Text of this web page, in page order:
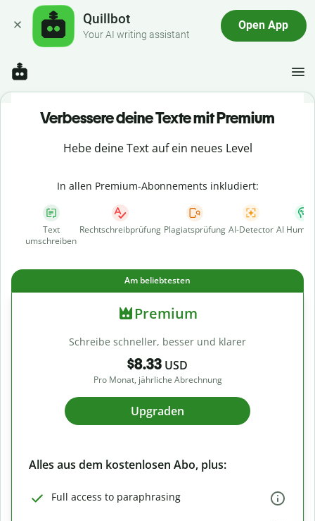
Quillbot
Your AI writing assistant
Open App
Verbessere deine Texte mit Premium
Hebe deine Text auf ein neues Level
In allen Premium-Abonnements inkludiert:
Text
umschreiben
Rechtschreibprüfung Plagiatsprüfung AI-Detector AI
Am beliebtesten
Premium
Schreibe schneller, besser und klarer
$8.33 USD
Pro Monat, jährliche Abrechnung
Upgraden
Alles aus dem kostenlosen Abo, plus:
Full access to paraphrasing